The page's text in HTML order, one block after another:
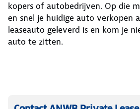
kopers of autobedrijven. Op die
en snel je huidige auto verkopen
leaseauto geleverd is en kom je
auto te zitten.